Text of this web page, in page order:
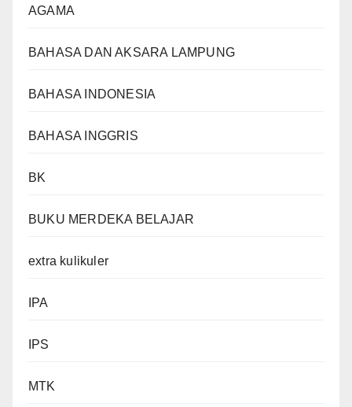
AGAMA
BAHASA DAN AKSARA LAMPUNG
BAHASA INDONESIA
BAHASA INGGRIS
BK
BUKU MERDEKA BELAJAR
extra kulikuler
IPA
IPS
MTK